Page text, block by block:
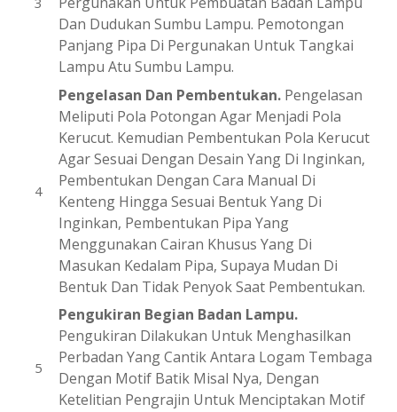
Dan Dudukan Sumbu Lampu. Pemotongan
Panjang Pipa Di Pergunakan Untuk Tangkai
Lampu Atu Sumbu Lampu.
Pengelasan Dan Pembentukan.Pengelasan
Meliputi Pola Potongan Agar Menjadi Pola
Kerucut. Kemudian Pembentukan Pola Kerucut
Agar Sesuai Dengan Desain Yang Di Inginkan,
Pembentukan Dengan Cara Manual Di
Kenteng Hingga Sesuai Bentuk Yang Di
Inginkan, Pembentukan Pipa Yang
Menggunakan Cairan Khusus Yang Di
Masukan Kedalam Pipa, Supaya Mudan Di
Bentuk Dan Tidak Penyok Saat Pembentukan.
Pengukiran Begian Badan Lampu.
Pengukiran Dilakukan Untuk Menghasilkan
Perbadan Yang Cantik Antara Logam Tembaga
Dengan Motif Batik Misal Nya, Dengan
Ketelitian Pengrajin Untuk Menciptakan Motif